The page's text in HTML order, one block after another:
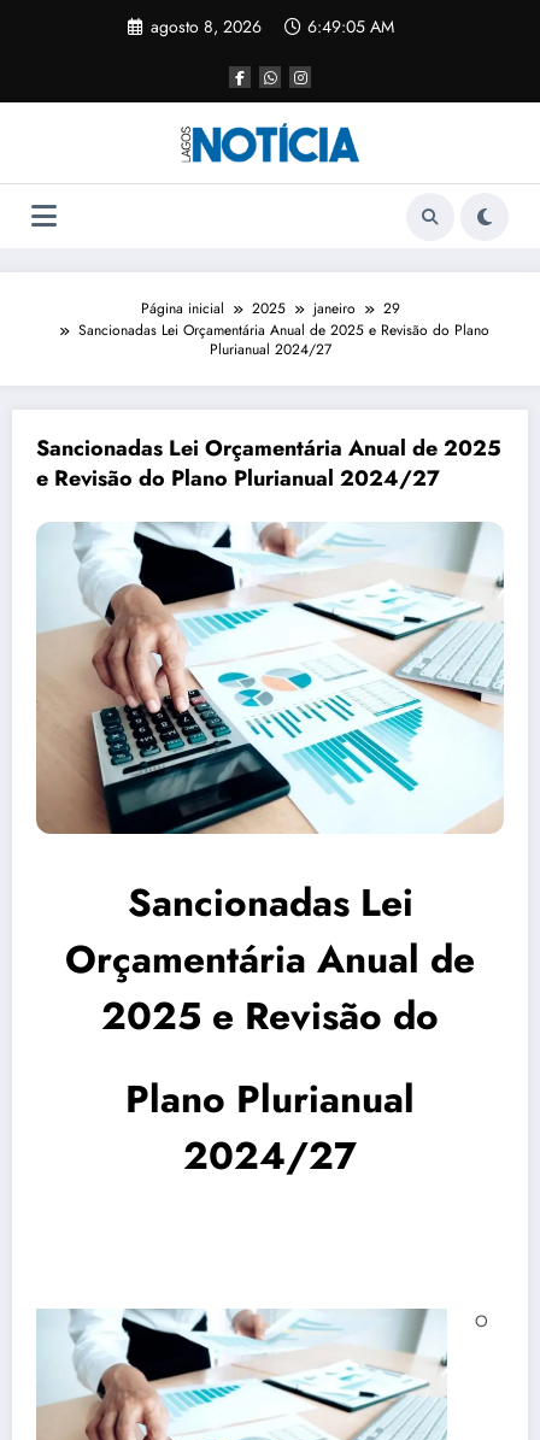
agosto 8, 2026 6:49:05 AM
Página inicial 2025 janeiro
29
Sancionadas Lei Orçamentária Anual de 2025 e Revisão do Plano
Plurianual 2024/27
Sancionadas Lei Orçamentária Anual de 2025
e Revisão do Plano Plurianual 2024/27
Sancionadas Lei
Orçamentária Anual de
2025 e Revisão do
Plano Plurianual
2024/27
O